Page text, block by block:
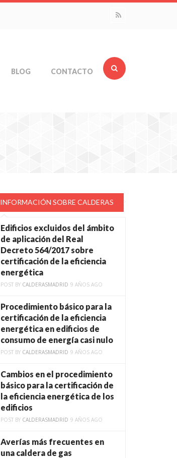
BLOG CONTACTO
INFORMACIÓN SOBRE CALDERAS
Edificios excluidos del ámbito
de aplicación del Real
Decreto 564/2017 sobre
certificación de la eficiencia
energética
POST BY CALDERASMADRID 9 AÑOS AGO
Procedimiento básico para la
certificación de la eficiencia
energética en edificios de
consumo de energía casi nulo
POST BY CALDERASMADRID 9 AÑOS AGO
Cambios en el procedimiento
básico para la certificación de
la eficiencia energética de los
edificios
POST BY CALDERASMADRID 9 AÑOS AGO
Averías más frecuentes en
una caldera de gas